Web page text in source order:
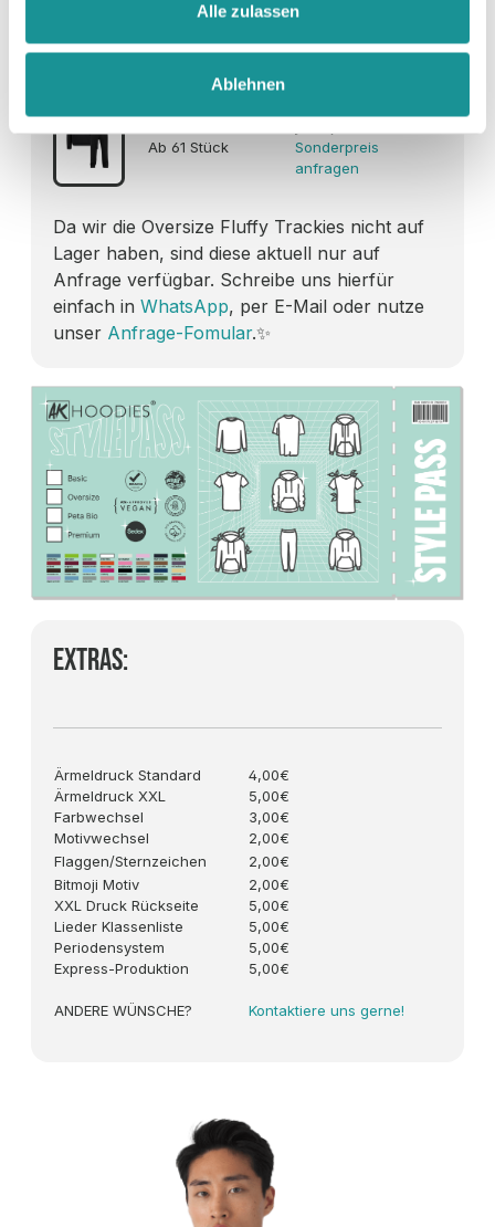
Alle zulassen
Ablehnen
Oversize Fluffy Trackie Set (auf
Anfrage)
Ab 61 Stück
Sonderpreis
anfragen
Da wir die Oversize Fluffy Trackies nicht auf
Lager haben, sind diese aktuell nur auf
Anfrage verfügbar. Schreibe uns hierfür
einfach in WhatsApp, per E-Mail oder nutze
unser Anfrage-Fomular.✨
Extras:
Ärmeldruck Standard
Ärmeldruck XXL
Farbwechsel
Motivwechsel
4,00€
5,00€
3,00€
2,00€
Flaggen/Sternzeichen
2,00€
Bitmoji Motiv
XXL Druck Rückseite
Lieder Klassenliste
Periodensystem
Express-Produktion
ANDERE WÜNSCHE?
2,00€
5,00€
5,00€
5,00€
5,00€
Kontaktiere uns gerne!